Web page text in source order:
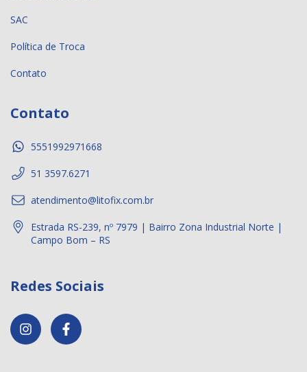
SAC
Política de Troca
Contato
Contato
5551992971668
51 3597.6271
atendimento@litofix.com.br
Estrada RS-239, nº 7979 | Bairro Zona Industrial Norte |
Campo Bom – RS
Redes Sociais